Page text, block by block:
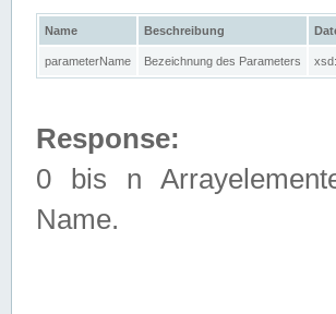
Name Beschreibung
parameterName Bezeichnung des Parameters
Response:
0 bis n
Name.